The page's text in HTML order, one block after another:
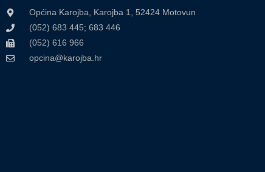
Općina Karojba, Karojba 1, 52424 Motovun
(052) 683 445; 683 446
(052) 616 966
opcina@karojba.hr